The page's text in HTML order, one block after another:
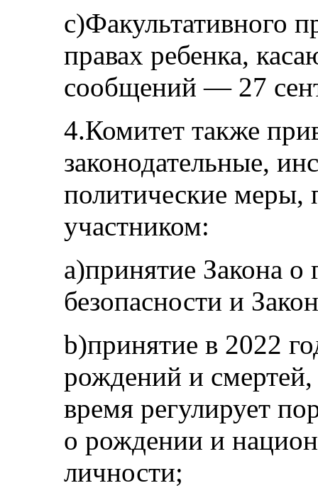
c)Факультативного
правах ребенка,
сообщений — 27
4.Комитет также
законодательные,
политические меры,
участником:
a)принятие Закона о
безопасности и
b)принятие в 2022
рождений и
время регулирует
о рождении и
личности;